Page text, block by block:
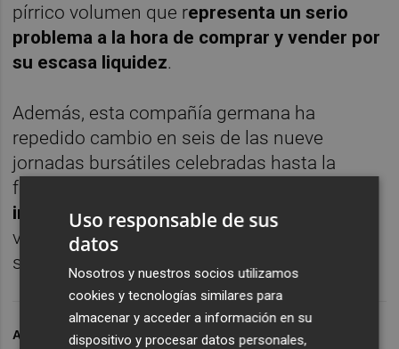
pírrico volumen que representa un serio
problema a la hora de comprar y vender por
su escasa liquidez.
Además, esta compañía germana ha
repedido cambio en seis de las nueve
jornadas bursátiles celebradas hasta la
fecha y
intercambiar más de 1.000 acciones
volumen máximo fue de 964 títulos de la
sesión del pasado 7 de enero.
ARCHIVADO EN BAYER
VEGF TRAP-EYE
Uso responsable de sus
datos
Nosotros y nuestros socios utilizamos
cookies y tecnologías similares para
almacenar y acceder a información en su
dispositivo y procesar datos personales,